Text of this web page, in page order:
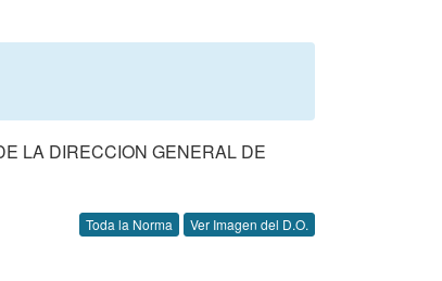
LA DIRECCION GENERAL DE
Toda la Norma Ver Imagen del D.O.